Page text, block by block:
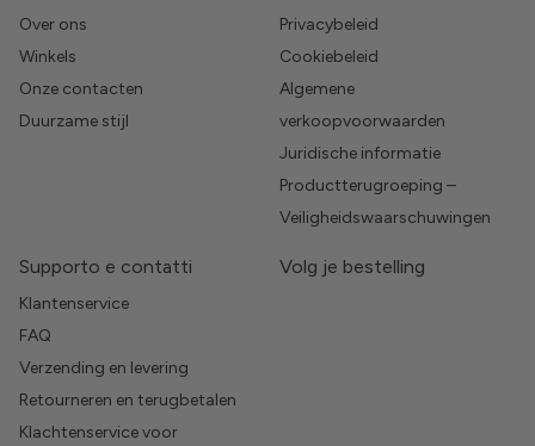
Over ons
Winkels
Onze contacten
Duurzame stijl
Privacybeleid
Cookiebeleid
Algemene
verkoopvoorwaarden
Juridische informatie
Productterugroeping –
Veiligheidswaarschuwingen
Supporto e contatti
Klantenservice
FAQ
Verzending en levering
Retourneren en terugbetalen
Klachtenservice voor
Volg je bestelling